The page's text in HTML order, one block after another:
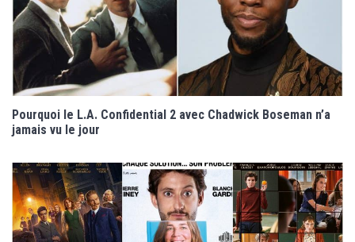
Pourquoi le L.A. Confidential 2 avec Chadwick Boseman n’a
jamais vu le jour